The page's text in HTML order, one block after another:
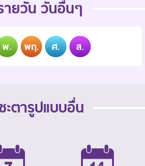
ายวัน วันอื่นๆ
พ. พฤ. ศ. ส.
ะตารูปแบบอื่น